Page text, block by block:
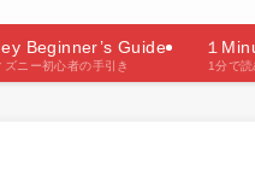
Beginner’s Guide
ズニー初心者の手引き
１
1分で